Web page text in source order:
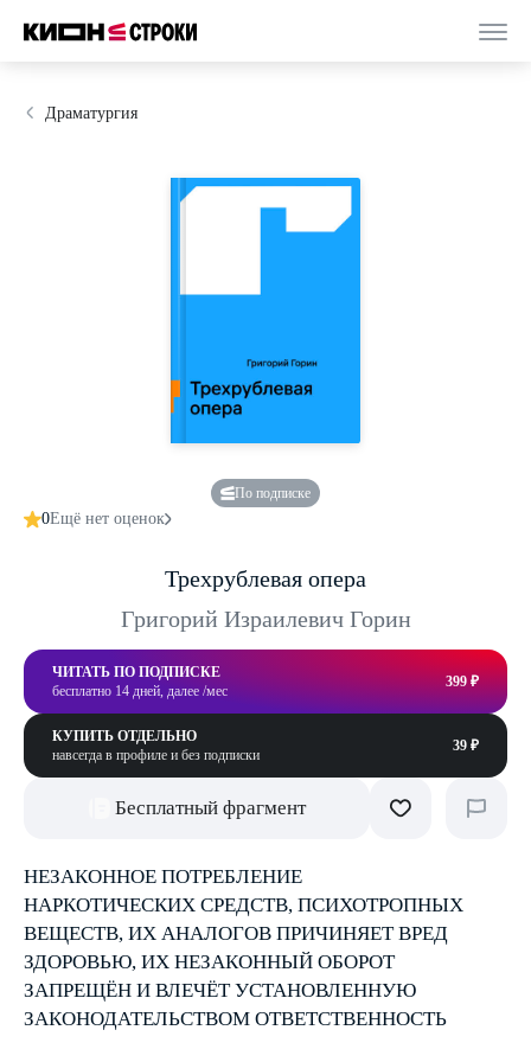
Драматургия
По подписке
0Ещё нет оценок
Трехрублевая опера
Григорий Израилевич Горин
ЧИТАТЬ ПО ПОДПИСКЕ
бесплатно 14 дней, далее /мес
399 ₽
КУПИТЬ ОТДЕЛЬНО
навсегда в профиле и без подписки
39 ₽
Бесплатный фрагмент
НЕЗАКОННОЕ ПОТРЕБЛЕНИЕ
НАРКОТИЧЕСКИХ СРЕДСТВ, ПСИХОТРОПНЫХ
ВЕЩЕСТВ, ИХ АНАЛОГОВ ПРИЧИНЯЕТ ВРЕД
ЗДОРОВЬЮ, ИХ НЕЗАКОННЫЙ ОБОРОТ
ЗАПРЕЩЁН И ВЛЕЧЁТ УСТАНОВЛЕННУЮ
ЗАКОНОДАТЕЛЬСТВОМ ОТВЕТСТВЕННОСТЬ